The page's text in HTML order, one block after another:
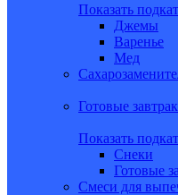
Показать
Джемы
Варенье
Мед
Готовые
Показать
Снеки
Готовые
Смеси для